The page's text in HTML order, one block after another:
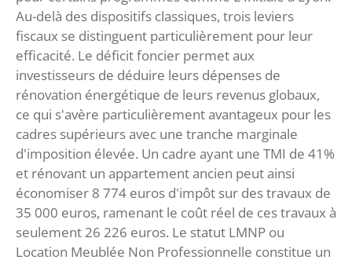
Au-delà des dispositifs classiques, trois leviers
fiscaux se distinguent particulièrement pour leur
efficacité. Le déficit foncier permet aux
investisseurs de déduire leurs dépenses de
rénovation énergétique de leurs revenus globaux,
ce qui s'avère particulièrement avantageux pour les
cadres supérieurs avec une tranche marginale
d'imposition élevée. Un cadre ayant une TMI de 41%
et rénovant un appartement ancien peut ainsi
économiser 8 774 euros d'impôt sur des travaux de
35 000 euros, ramenant le coût réel de ces travaux à
seulement 26 226 euros. Le statut LMNP ou
Location Meublée Non Professionnelle constitue un